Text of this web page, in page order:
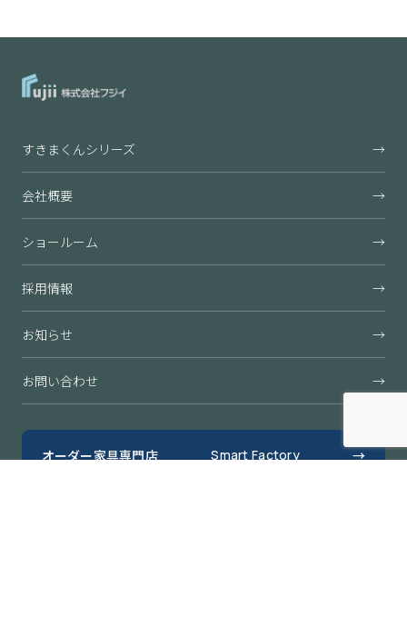
すきまくんシリーズ →
会社概要 →
ショールーム →
採用情報 →
お知らせ →
お問い合わせ →
オーダー家具専門店 Smart Factory →